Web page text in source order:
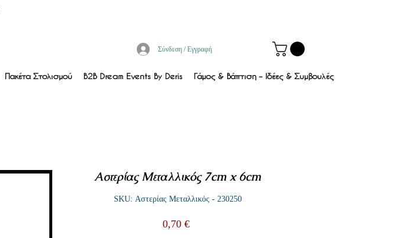
Σύνδεση / Εγγραφή
Πακέτα Στολισμού B2B Dream Events By Deris Γάμος & Βάπτιση – Ιδέες & Συμβουλές
Αστερίας Μεταλλικός 7cm x 6cm
SKU: Αστερίας Μεταλλικός - 230250
0,70 €Τιμή